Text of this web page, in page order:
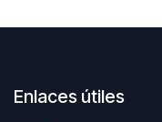
Enlaces útiles